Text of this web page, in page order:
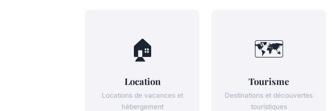
🏠
Location
Locations de vacances et
hébergement
🗺️
Tourisme
Destinations et découvertes
touristiques